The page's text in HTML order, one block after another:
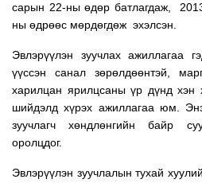
сарын 22-ны өдөр батлагдаж,
ны өдрөөс мөрдөгдөж эхэлсэн.
Эвлэрүүлэн зуучлах ажиллагаа
үүссэн санал зөрөлдөөнтэй,
харилцан ярилцсаны үр дүнд хэн
шийдэлд хүрэх ажиллагаа юм.
зуучлагч хөндлөнгийн байр
оролцдог.
Эвлэрүүлэн зуучлалын тухай